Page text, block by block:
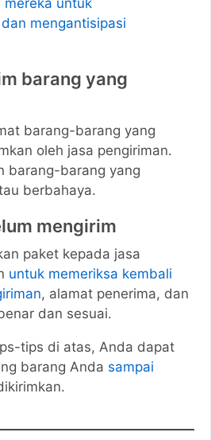
mereka untuk
mengantisipasi
barang yang
barang-barang yang
oleh jasa pengiriman.
barang-barang yang
berbahaya.
mengirim
paket kepada jasa
untuk memeriksa kembali
, alamat penerima, dan
dan sesuai.
tips di atas, Anda dapat
barang Anda sampai